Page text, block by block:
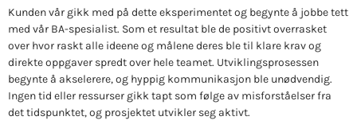
Kunden vår gikk med på dette eksperimentet og begynte å jobbe tett
med vår BA-spesialist. Som et resultat ble de positivt overrasket
over hvor raskt alle ideene og målene deres ble til klare krav og
direkte oppgaver spredt over hele teamet. Utviklingsprosessen
begynte å akselerere, og hyppig kommunikasjon ble unødvendig.
Ingen tid eller ressurser gikk tapt som følge av misforståelser fra
det tidspunktet, og prosjektet utvikler seg aktivt.